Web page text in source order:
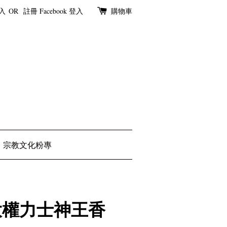
OR 註冊 Facebook 登入 購物車
宗教文化粉專
力士神王香